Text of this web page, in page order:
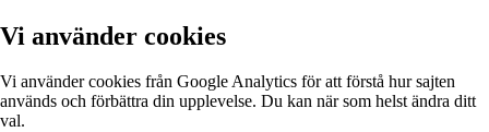
Vi använder cookies
Vi använder cookies från Google Analytics för att förstå hur sajten
används och förbättra din upplevelse. Du kan när som helst ändra ditt
val.